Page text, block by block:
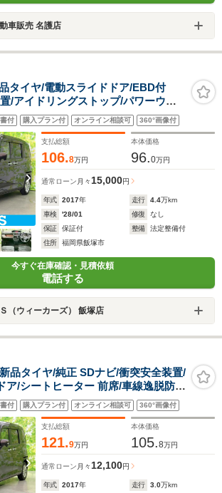
車販売 名護店
イヤ/電動スライドドア/EBD付
/アイドリングストップ/パワーウイ
ートボタン/キーレスエントリー/パワ
防止システム
付 購入プラン付 オンライン相談可 360°画像付
支払総額
106.8万円
本体価格
96.0万円
通常ローン 月々 15,000円
年式 2017年 走行 4.4万km
車検
'28/01 修復
なし
保証
保証付 整備
法定整備付
住所
福岡県飯塚市
今すぐ在庫確認・見積依頼
電話する
（ウィーカーズ） 飯塚店
タイヤ/純正 SDナビ/衝突安全装置/
ア/シートヒーター 前席/車線逸脱防止
付ABS/横滑り防止装置/アイドリ
モニター
付 購入プラン付 オンライン相談可 360°画像付
支払総額
121.9万円
本体価格
105.8万円
通常ローン 月々 12,100円
年式 2017年 走行 3.0万km